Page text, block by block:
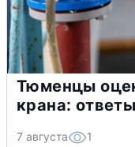
Тюменцы
крана:
7 августа 1